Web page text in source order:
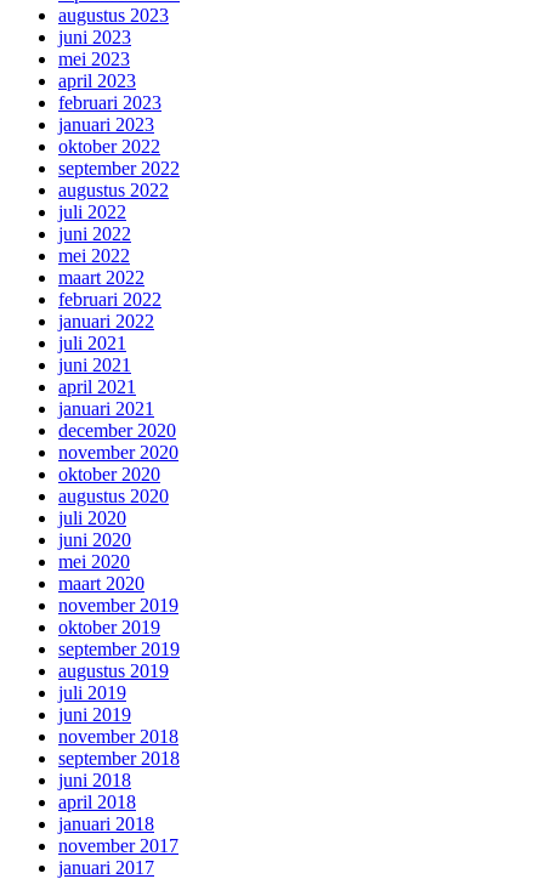
augustus 2023
juni 2023
mei 2023
april 2023
februari 2023
januari 2023
oktober 2022
september 2022
augustus 2022
juli 2022
juni 2022
mei 2022
maart 2022
februari 2022
januari 2022
juli 2021
juni 2021
april 2021
januari 2021
december 2020
november 2020
oktober 2020
augustus 2020
juli 2020
juni 2020
mei 2020
maart 2020
november 2019
oktober 2019
september 2019
augustus 2019
juli 2019
juni 2019
november 2018
september 2018
juni 2018
april 2018
januari 2018
november 2017
januari 2017